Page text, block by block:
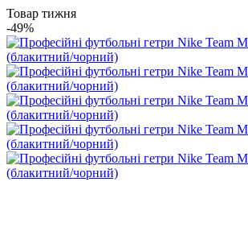
Товар тижня
-49%